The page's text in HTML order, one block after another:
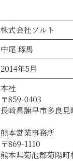
株式会社ソルト
中尾 琢馬
2014年5月
本社
〒859-0403
長崎県諫早市多良
熊本営業事務所
〒869-1110
熊本県菊池郡菊陽